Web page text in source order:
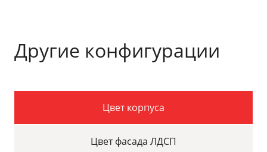
Другие конфигурации
Цвет корпуса
Цвет фасада ЛДСП